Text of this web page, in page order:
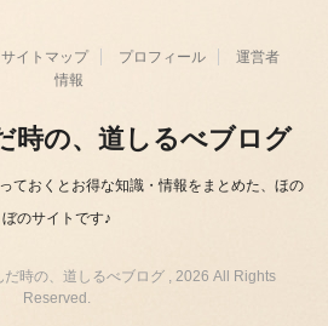
サイトマップ プロフィール
運営者
情報
時の、道しるべブログ
ておくとお得な知識・情報をまとめた、ほの
ぼのサイトです♪
時の、道しるべブログ , 2026 All Rights
Reserved.